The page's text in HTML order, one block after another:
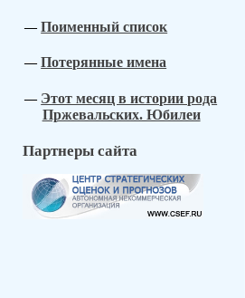
Поименный список
Потерянные имена
Этот месяц в истории рода
Пржевальских. Юбилеи
Партнеры сайта